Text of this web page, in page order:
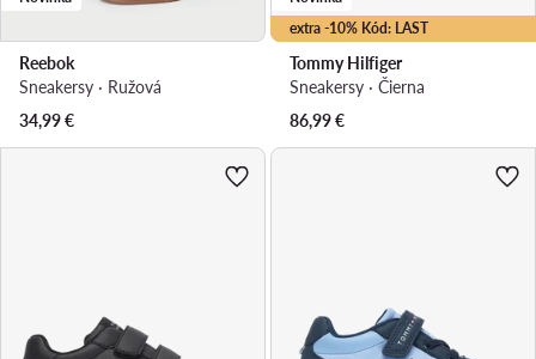
Reebok
Sneakersy · Ružová
34,99€
extra -10% Kód: LAST
Tommy Hilfiger
Sneakersy · Čierna
86,99€